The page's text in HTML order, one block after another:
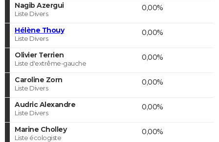
Nagib Azergui
Liste Divers
0,00%
Hélène Thouy
Liste Divers
0,00%
Olivier Terrien
Liste d'extrême-gauche
0,00%
Caroline Zorn
Liste Divers
0,00%
Audric Alexandre
Liste Divers
0,00%
Marine Cholley
Liste écologiste
0,00%